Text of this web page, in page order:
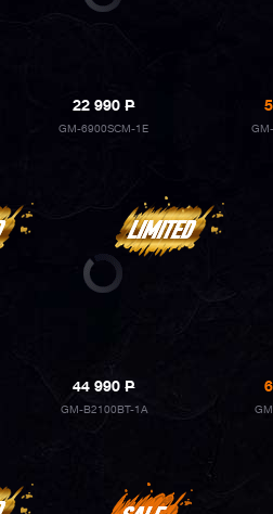
22 990P
GM-6900SCM-1E
44 990P
GM-B2100BT-1A